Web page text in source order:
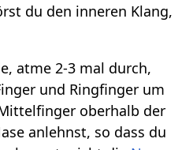
du den inneren Klang,
atme 2-3 mal durch,
und Ringfinger um
oberhalb der
anlehnst, so dass du